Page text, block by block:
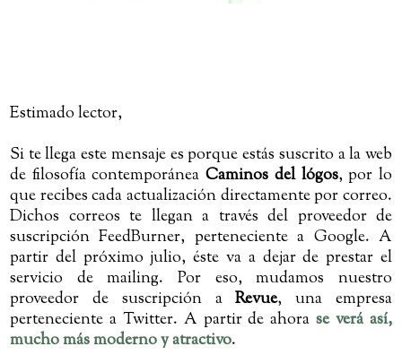
Estimado lector,
Si te llega este mensaje es porque estás suscrito a la web
de filosofía contemporáneaCaminos del lógos, por lo
que recibes cada actualización directamente por correo.
Dichos correos te llegan a través del proveedor de
suscripción FeedBurner, perteneciente a Google. A
partir del próximo julio, éste va a dejar de prestar el
servicio de mailing. Por eso, mudamos nuestro
proveedor de suscripción aRevue, una empresa
perteneciente a Twitter. A partir de ahorase verá así,
mucho más moderno y atractivo.